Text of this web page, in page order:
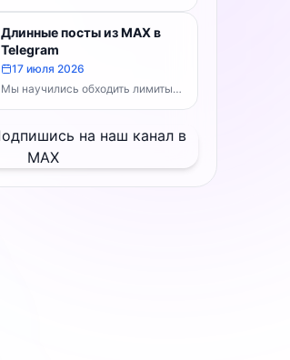
собственный редактор статей.
Теперь большой материал с
таблицами, изображениями и
полным...
Длинные посты из MAX в
Telegram
17 июля 2026
Мы научились обходить лимиты
символов Telegram. Теперь, если
ограничение, MaxGate
отправляет...